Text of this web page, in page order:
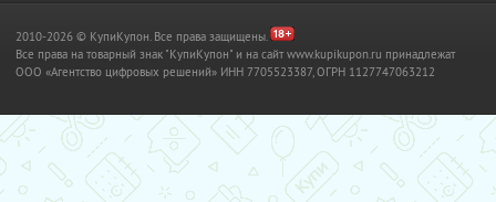
2010-2026 © КупиКупон. Все права защищены.
Все права на товарный знак "КупиКупон" и на сайт www.kupikupon.ru принадлежат
OOO «Агентство цифровых решений» ИНН 7705523387, ОГРН 1127747063212